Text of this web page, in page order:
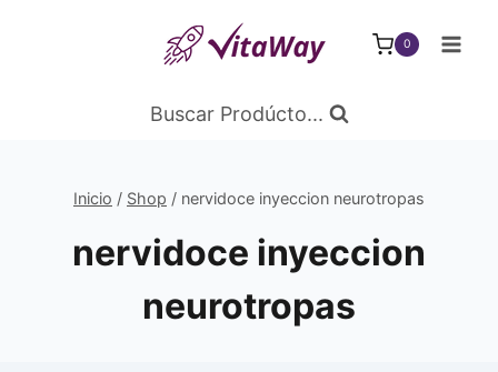
0
Buscar Prodúcto...
Inicio / Shop / nervidoce inyeccion neurotropas
nervidoce inyeccion
neurotropas